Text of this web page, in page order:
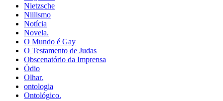
Nietzsche
Niilismo
Notícia
Novela.
O Mundo é Gay
O Testamento de Judas
Obscenatório da Imprensa
Ódio
Olhar.
ontologia
Ontológico.